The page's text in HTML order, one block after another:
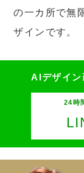
の一カ所で無
ザインです。
AIデザイン
24時